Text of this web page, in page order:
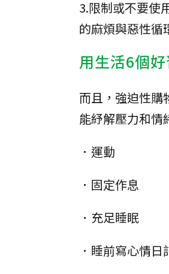
3.限制或不要使
的麻煩與惡性循
用生活6個
而且，強迫性購
能紓解壓力和情
．運動
．固定作息
．充足睡眠
．睡前寫心情日